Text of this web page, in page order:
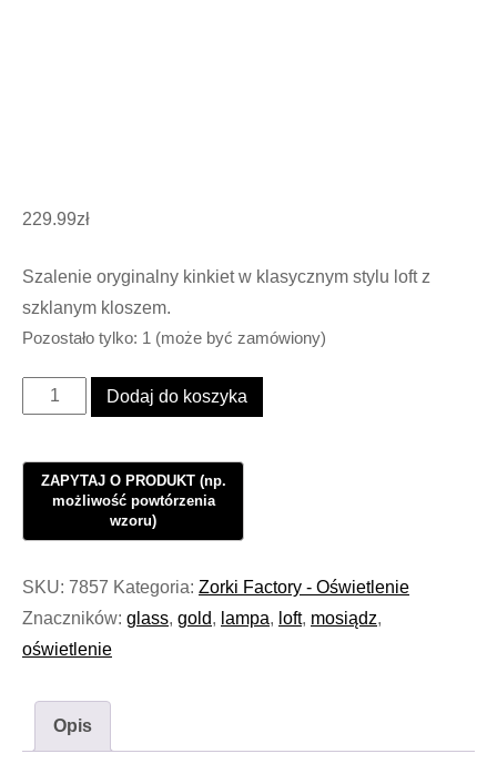
229.99zł
Szalenie oryginalny kinkiet w klasycznym stylu loft z
szklanym kloszem.
Pozostało tylko: 1 (może być zamówiony)
ilość
Loft
&
Brass
Swan
#1021
Dodaj do koszyka
SKU: 7857 Kategoria: Zorki Factory - Oświetlenie
Znaczników: glass, gold, lampa, loft, mosiądz,
oświetlenie
Opis